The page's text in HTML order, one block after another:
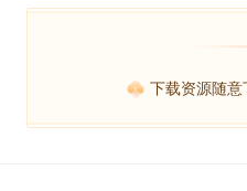
下载资源随意